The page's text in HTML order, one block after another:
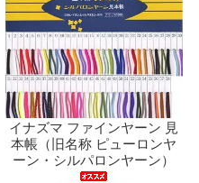
イナズマ ファインヤーン 見
本帳（旧名称 ピューロンヤ
ーン・シルパロンヤーン）